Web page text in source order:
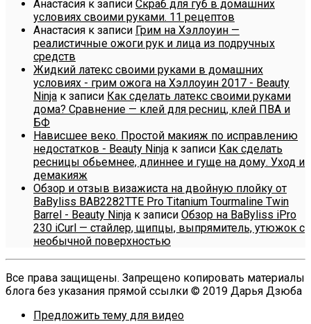
Анастасия к записи Скраб для губ в домашних
условиях своими руками. 11 рецептов
Анастасия к записи Грим на Хэллоуин —
реалистичные ожоги рук и лица из подручных
средств
Жидкий латекс своими руками в домашних
условиях - грим ожога на Хэллоуин 2017 - Beauty
Ninja к записи Как сделать латекс своими руками
дома? Сравнение — клей для ресниц, клей ПВА и
БФ
Нависшее веко. Простой макияж по исправлению
недостатков - Beauty Ninja к записи Как сделать
ресницы обьемнее, длиннее и гуще на дому. Уход и
демакияж
Обзор и отзыв визажиста на двойную плойку от
BaByliss BAB2282TTE Pro Titanium Tourmaline Twin
Barrel - Beauty Ninja к записи Обзор на BaByliss iPro
230 iCurl — стайлер, щипцы, выпрямитель, утюжок с
необычной поверхностью
Все права защищены. Запрещено копировать материалы
блога без указания прямой ссылки © 2019 Дарья Дзюба
Предложить тему для видео